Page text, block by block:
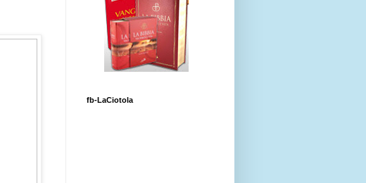
fb-LaCiotola